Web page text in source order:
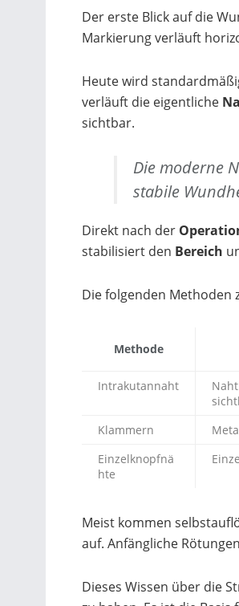
Der erste Blick auf die
Markierung verläuft
Heute wird
verläuft die eigentliche
sichtbar.
Die moderne
stabile
Direkt nach der
stabilisiert den Bereich
Die folgenden Methoden
Methode
Intrakutannaht
Klammern
Einzelknopfnä
hte
Meist kommen
auf. Anfängliche
Dieses Wissen über die